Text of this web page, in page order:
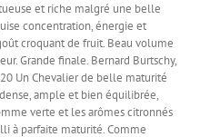
et riche malgré une belle
concentration, énergie et
croquant de fruit. Beau volume
Grande finale. Bernard Burtschy,
Un Chevalier de belle maturité
ample et bien équilibrée,
verte et les arômes citronnés
à parfaite maturité. Comme